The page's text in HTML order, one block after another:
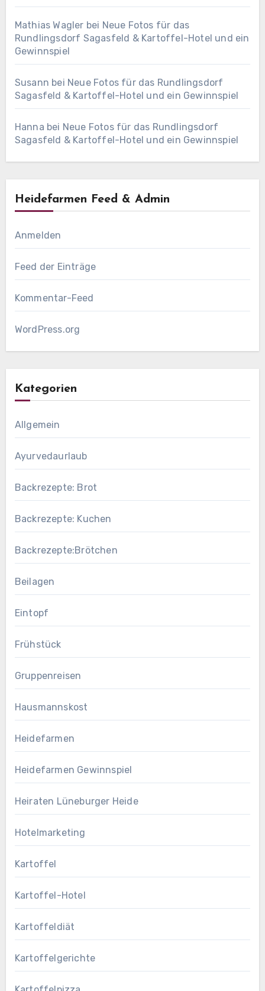
Mathias Wagler bei Neue Fotos für das
Rundlingsdorf Sagasfeld & Kartoffel-Hotel und ein
Gewinnspiel
Susann bei Neue Fotos für das Rundlingsdorf
Sagasfeld & Kartoffel-Hotel und ein Gewinnspiel
Hanna bei Neue Fotos für das Rundlingsdorf
Sagasfeld & Kartoffel-Hotel und ein Gewinnspiel
Heidefarmen Feed & Admin
Anmelden
Feed der Einträge
Kommentar-Feed
WordPress.org
Kategorien
Allgemein
Ayurvedaurlaub
Backrezepte: Brot
Backrezepte: Kuchen
Backrezepte:Brötchen
Beilagen
Eintopf
Frühstück
Gruppenreisen
Hausmannskost
Heidefarmen
Heidefarmen Gewinnspiel
Heiraten Lüneburger Heide
Hotelmarketing
Kartoffel
Kartoffel-Hotel
Kartoffeldiät
Kartoffelgerichte